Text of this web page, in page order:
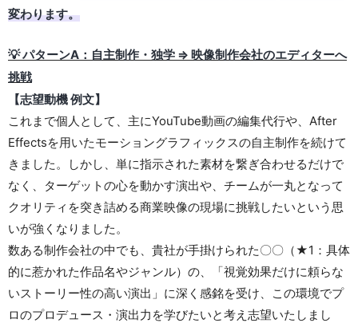
変わります。
💡 パターンA：自主制作・独学 ⇒ 映像制作会社のエディターへ
挑戦
【志望動機 例文】
これまで個人として、主にYouTube動画の編集代行や、After
Effectsを用いたモーショングラフィックスの自主制作を続けて
きました。しかし、単に指示された素材を繋ぎ合わせるだけで
なく、ターゲットの心を動かす演出や、チームが一丸となって
クオリティを突き詰める商業映像の現場に挑戦したいという思
いが強くなりました。
数ある制作会社の中でも、貴社が手掛けられた〇〇（★1：具体
的に惹かれた作品名やジャンル）の、「視覚効果だけに頼らな
いストーリー性の高い演出」に深く感銘を受け、この環境でプ
ロのプロデュース・演出力を学びたいと考え志望いたしまし